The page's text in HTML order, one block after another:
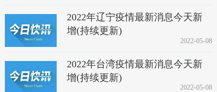
2022年辽宁疫情最新消息今天新
增(持续更新)
2022-05-08
2022年台湾疫情最新消息今天新
增(持续更新)
2022-05-08